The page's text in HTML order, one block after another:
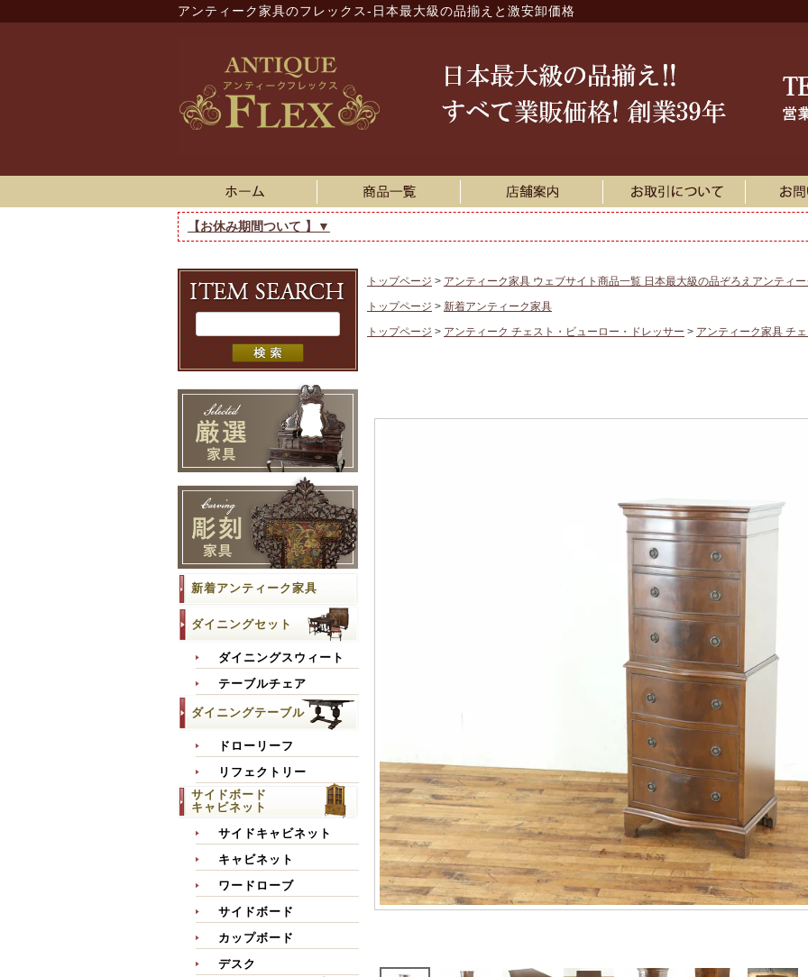
アンティーク家具のフレックス-日本最大級の品揃えと激安卸価格
【お休み期間ついて 】▼
新着アンティーク家具
ダイニングセット
ダイニングスウィート
テーブルチェア
ダイニングテーブル
ドローリーフ
リフェクトリー
サイドボード
キャビネット
サイドキャビネット
キャビネット
ワードローブ
サイドボード
カップボード
デスク
トップページ
アンティーク家具 ウェブサイト商品一覧 日本最大級の品ぞろえアンティ
トップページ
新着アンティーク家具
トップページ
アンティーク チェスト・ビューロー・ドレッサー アンティーク家具 チェ